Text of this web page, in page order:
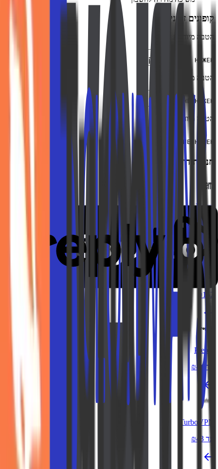
קופונים זמינים
הטבה מיוחדת
НЕ НУЖЕН העתק
הטבה מיוחדת
НЕ НУЖЕН העתק
הטבה מיוחדת
НЕ НУЖЕН
חנויות דומות
Fiverr
Cloudways
₪162
Preply
עד ₪44
TurboVPN
עד ₪43